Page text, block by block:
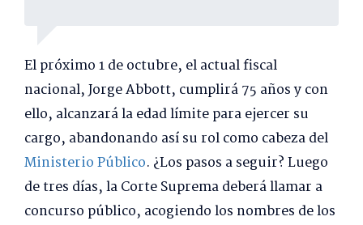
El próximo 1 de octubre, el actual fiscal
nacional, Jorge Abbott, cumplirá 75 años y con
ello, alcanzará la edad límite para ejercer su
cargo, abandonando así su rol como cabeza del
Ministerio Público. ¿Los pasos a seguir? Luego
de tres días, la Corte Suprema deberá llamar a
concurso público, acogiendo los nombres de los